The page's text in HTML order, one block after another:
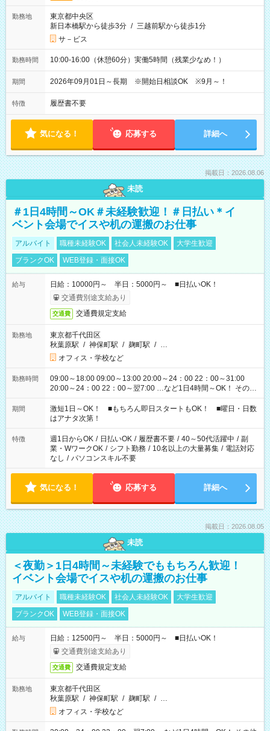
勤務地
東京都中央区
新日本橋駅から徒歩3分 / 三越前駅から徒歩1分
サ－ビス
勤務時間 10:00-16:00（休憩60分）実働5時間（残業少なめ！）
期間 2026年09月01日～長期 ※開始日相談OK ※9月～！
特徴 履歴書不要
気になる！ 応募する 詳細へ
掲載日：2026.08.06
未読
＃1日4時間～OK＃未経験歓迎！＃日払い＊イ
ベント会場でイスや机の運搬のお仕事
アルバイト 職種未経験OK 社会人未経験OK
大学生歓迎
ブランクOK
WEB登録・面接OK
給与
日給：10000円～ 半日：5000円～ ■日払いOK！
交通費別途支給あり
交通費 交通費規定支給
勤務地
東京都千代田区
秋葉原駅 / 神保町駅 / 麹町駅 / …
オフィス・学校など
勤務時間
09:00～18:00 09:00～13:00 20:00～24：00 22：00～31:00
20:00～24：00 22：00～翌7:00 …など1日4時間～OK！ その他
シフトもございます！ お気軽にご相談ください！
期間
激短1日～OK！ ■もちろん即日スタートもOK！ ■曜日・日数
はアナタ次第！
特徴 週1日からOK / 日払いOK / 履歴書不要 / 40～50代活躍中 / 副
業・WワークOK / シフト勤務 / 10名以上の大量募集 / 電話対応
なし / パソコンスキル不要
気になる！ 応募する 詳細へ
掲載日：2026.08.05
未読
＜夜勤＞1日4時間～未経験でももちろん歓迎！
イベント会場でイスや机の運搬のお仕事
アルバイト 職種未経験OK 社会人未経験OK
大学生歓迎
ブランクOK
WEB登録・面接OK
給与
日給：12500円～ 半日：5000円～ ■日払いOK！
交通費別途支給あり
交通費 交通費規定支給
勤務地
東京都千代田区
秋葉原駅 / 神保町駅 / 麹町駅 / …
オフィス・学校など